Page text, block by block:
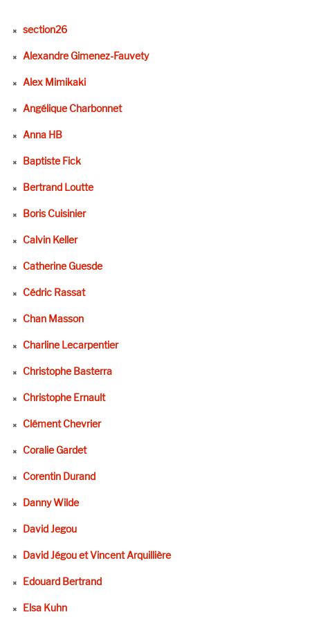
section26
Alexandre Gimenez-Fauvety
Alex Mimikaki
Angélique Charbonnet
Anna HB
Baptiste Fick
Bertrand Loutte
Boris Cuisinier
Calvin Keller
Catherine Guesde
Cédric Rassat
Chan Masson
Charline Lecarpentier
Christophe Basterra
Christophe Ernault
Clément Chevrier
Coralie Gardet
Corentin Durand
Danny Wilde
David Jegou
David Jégou et Vincent Arquillière
Edouard Bertrand
Elsa Kuhn